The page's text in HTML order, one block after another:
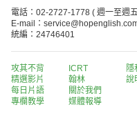
電話：02-2727-1778 ( 週一至週
E-mail：
統編：24746401
攻其不背
精選影片
每日片語
專欄教學
ICRT
翰林
關於我們
媒體報導
隱
說